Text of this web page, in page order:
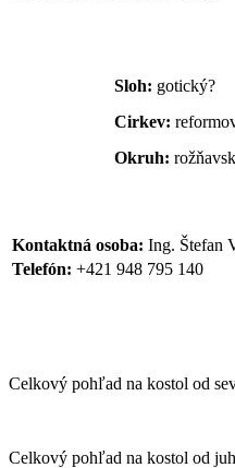
Sloh: gotický?
Cirkev:
Okruh:
Kontaktná osoba: Ing. Štefan
Telefón: +421 948 795 140
Celkový pohľad na kostol od
Celkový pohľad na kostol od